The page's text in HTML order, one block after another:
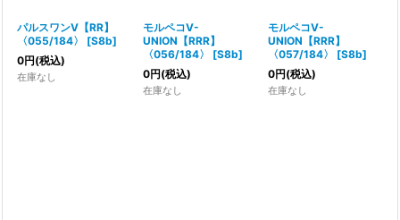
パルスワンV【RR】
〈055/184〉
[S8b]
0円(税込)
在庫なし
モルペコV-
UNION【RRR】
〈056/184〉
[S8b]
0円(税込)
在庫なし
モルペコV-
UNION【RRR】
〈057/184〉
[S8b]
0円(税込)
在庫なし